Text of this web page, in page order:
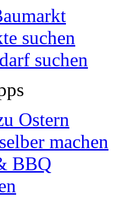
suchen
suchen
Ostern
machen
BBQ